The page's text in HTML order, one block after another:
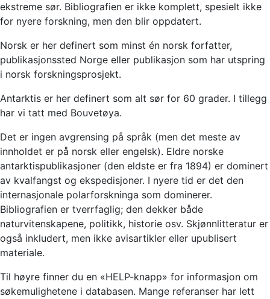
ekstreme sør. Bibliografien er ikke komplett, spesielt ikke
for nyere forskning, men den blir oppdatert.
Norsk er her definert som minst én norsk forfatter,
publikasjonssted Norge eller publikasjon som har utspring
i norsk forskningsprosjekt.
Antarktis er her definert som alt sør for 60 grader. I tillegg
har vi tatt med Bouvetøya.
Det er ingen avgrensing på språk (men det meste av
innholdet er på norsk eller engelsk). Eldre norske
antarktispublikasjoner (den eldste er fra 1894) er dominert
av kvalfangst og ekspedisjoner. I nyere tid er det den
internasjonale polarforskninga som dominerer.
Bibliografien er tverrfaglig; den dekker både
naturvitenskapene, politikk, historie osv. Skjønnlitteratur er
også inkludert, men ikke avisartikler eller upublisert
materiale.
Til høyre finner du en «HELP-knapp» for informasjon om
søkemulighetene i databasen. Mange referanser har lett